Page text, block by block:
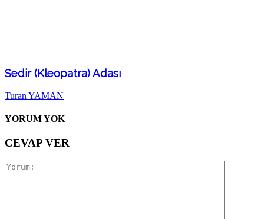
Sedir (Kleopatra) Adası
Turan YAMAN
YORUM YOK
CEVAP VER